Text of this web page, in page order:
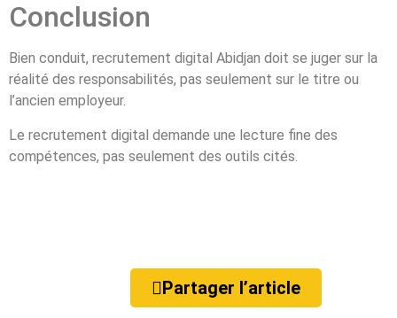
Conclusion
Bien conduit, recrutement digital Abidjan doit se juger sur la
réalité des responsabilités, pas seulement sur le titre ou
l’ancien employeur.
Le recrutement digital demande une lecture fine des
compétences, pas seulement des outils cités.
Partager l’article